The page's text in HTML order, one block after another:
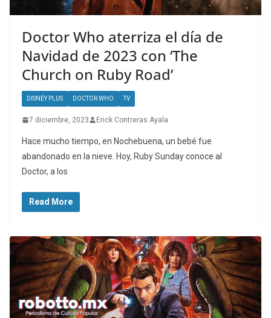
Doctor Who aterriza el día de
Navidad de 2023 con ‘The
Church on Ruby Road’
DISNEY PLUS DOCTOR WHO TV
7 diciembre, 2023 Erick Contreras Ayala
Hace mucho tiempo, en Nochebuena, un bebé fue
abandonado en la nieve. Hoy, Ruby Sunday conoce al
Doctor, a los
Read More